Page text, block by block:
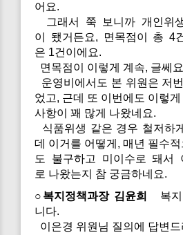
어요.
그래서 쭉 보니까 개인위
이 됐거든요, 면목점이 총 4
은 1건이에요.
면목점이 이렇게 계속, 글쎄
운영비에서도 본 위원은 저
었고, 근데 또 이번에도 이렇
사항이 꽤 많게 나왔네요.
식품위생 같은 경우 철저하
데 이거를 어떻게, 매년 필수
도 불구하고 미이수로 돼서
로 나왔는지 참 궁금하네요.
○복지정책과장 김윤희
복지
니다.
이은경 위원님 질의에 답변